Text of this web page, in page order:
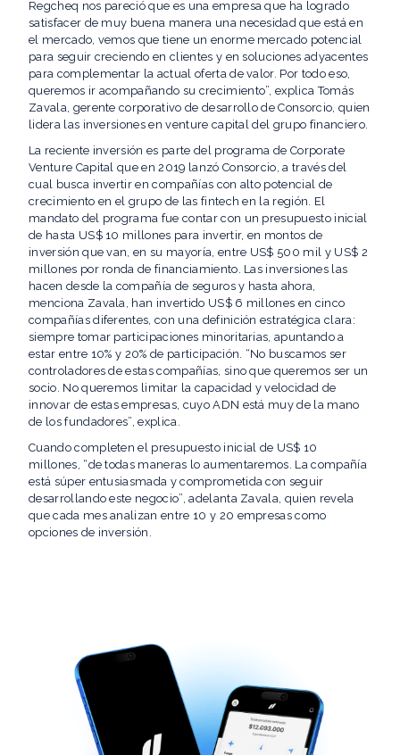
Regcheq nos pareció que es una empresa que ha logrado
satisfacer de muy buena manera una necesidad que está en
el mercado, vemos que tiene un enorme mercado potencial
para seguir creciendo en clientes y en soluciones adyacentes
para complementar la actual oferta de valor. Por todo eso,
queremos ir acompañando su crecimiento”, explica Tomás
Zavala, gerente corporativo de desarrollo de Consorcio, quien
lidera las inversiones en venture capital del grupo financiero.
La reciente inversión es parte del programa de Corporate
Venture Capital que en 2019 lanzó Consorcio, a través del
cual busca invertir en compañías con alto potencial de
crecimiento en el grupo de las fintech en la región. El
mandato del programa fue contar con un presupuesto inicial
de hasta US$ 10 millones para invertir, en montos de
inversión que van, en su mayoría, entre US$ 500 mil y US$ 2
millones por ronda de financiamiento. Las inversiones las
hacen desde la compañía de seguros y hasta ahora,
menciona Zavala, han invertido US$ 6 millones en cinco
compañías diferentes, con una definición estratégica clara:
siempre tomar participaciones minoritarias, apuntando a
estar entre 10% y 20% de participación. “No buscamos ser
controladores de estas compañías, sino que queremos ser un
socio. No queremos limitar la capacidad y velocidad de
innovar de estas empresas, cuyo ADN está muy de la mano
de los fundadores”, explica.
Cuando completen el presupuesto inicial de US$ 10
millones, “de todas maneras lo aumentaremos. La compañía
está súper entusiasmada y comprometida con seguir
desarrollando este negocio”, adelanta Zavala, quien revela
que cada mes analizan entre 10 y 20 empresas como
opciones de inversión.